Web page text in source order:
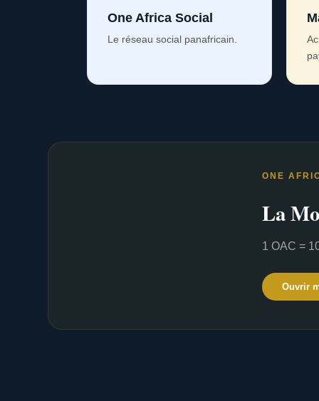
One Africa Social
Le réseau social panafricain.
ONE
La
1 OAC =
Ouvrir